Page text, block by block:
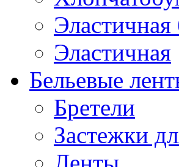
Эластичная
Эластичная
Бельевые
Бретели
Застежки